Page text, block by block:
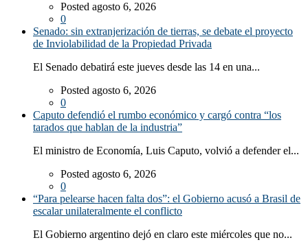
Posted agosto 6, 2026
0
Senado: sin extranjerización de tierras, se debate el proyecto
de Inviolabilidad de la Propiedad Privada
El Senado debatirá este jueves desde las 14 en una...
Posted agosto 6, 2026
0
Caputo defendió el rumbo económico y cargó contra “los
tarados que hablan de la industria”
El ministro de Economía, Luis Caputo, volvió a defender el...
Posted agosto 6, 2026
0
“Para pelearse hacen falta dos”: el Gobierno acusó a Brasil de
escalar unilateralmente el conflicto
El Gobierno argentino dejó en claro este miércoles que no...